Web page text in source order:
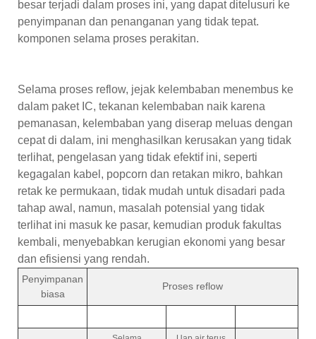
besar terjadi dalam proses ini, yang dapat ditelusuri ke
penyimpanan dan penanganan yang tidak tepat.
komponen selama proses perakitan.
Selama proses reflow, jejak kelembaban menembus ke
dalam paket IC, tekanan kelembaban naik karena
pemanasan, kelembaban yang diserap meluas dengan
cepat di dalam, ini menghasilkan kerusakan yang tidak
terlihat, pengelasan yang tidak efektif ini, seperti
kegagalan kabel, popcorn dan retakan mikro, bahkan
retak ke permukaan, tidak mudah untuk disadari pada
tahap awal, namun, masalah potensial yang tidak
terlihat ini masuk ke pasar, kemudian produk fakultas
kembali, menyebabkan kerugian ekonomi yang besar
dan efisiensi yang rendah.
Penyimpanan
biasa
Proses reflow